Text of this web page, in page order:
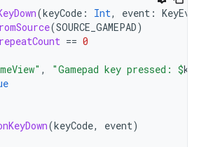
(keyCode : Int, event :
(SOURCE_GAMEPAD)
repeatCount == 0
, "Gamepad key pressed: $
(keyCode, event)